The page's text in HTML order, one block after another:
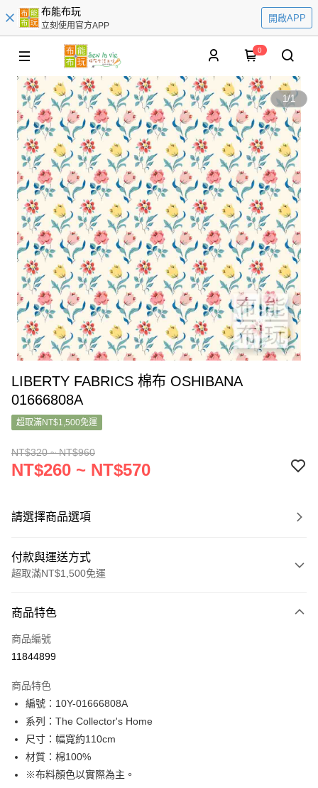
布能布玩
立刻使用官方APP
開啟APP
0
1/1
LIBERTY FABRICS 棉布 OSHIBANA
01666808A
超取滿NT$1,500免運
NT$320 ~ NT$960
NT$260 ~ NT$570
請選擇商品選項
付款與運送方式
超取滿NT$1,500免運
信用卡一次付款
超商取貨付款
Apple Pay
街口支付
Google Pay
AFTEE先享後付
商品特色
商品編號
11844899
商品特色
編號：10Y-01666808A
系列：The Collector's Home
尺寸：幅寬約110cm
材質：棉100%
※布料顏色以實際為主。